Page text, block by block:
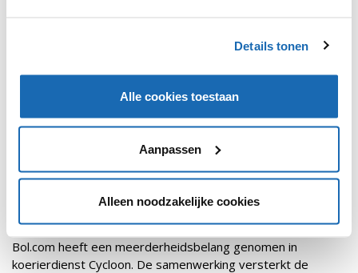
Details tonen
Alle cookies toestaan
Aanpassen
Alleen noodzakelijke cookies
CYCLOON EN BOL.COM GAAN SAMEN VOOR
DUURZAMERE BEZORGINGEN
Bol.com heeft een meerderheidsbelang genomen in
koerierdienst Cycloon. De samenwerking versterkt de